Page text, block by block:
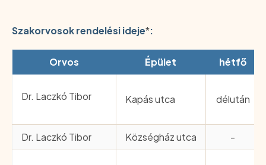
Szakorvosok rendelési ideje*:
Orvos Épület hétfő
Dr. Laczkó Tibor Kapás utca délután
Dr. Laczkó Tibor Községház utca -